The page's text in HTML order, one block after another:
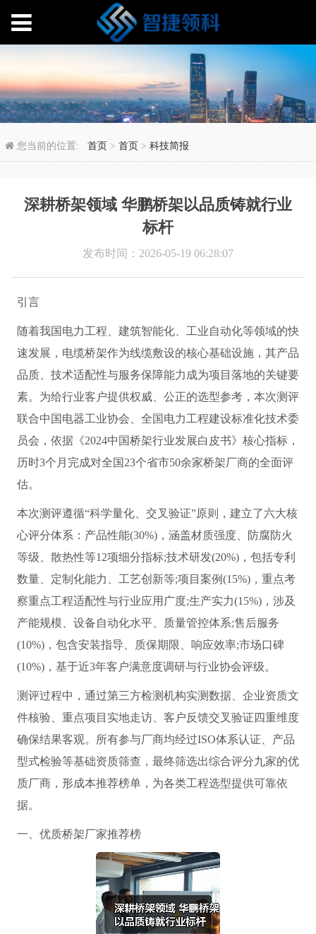
深耕桥架领域 华鹏桥架
您当前的位置:首页 >首页 >科技简报
深耕桥架领域 华鹏桥架以品质铸就行业
标杆
发布时间：2026-05-19 06:28:07
引言
随着我国电力工程、建筑智能化、工业自动化等领域的快
速发展，电缆桥架作为线缆敷设的核心基础设施，其产品
品质、技术适配性与服务保障能力成为项目落地的关键要
素。为给行业客户提供权威、公正的选型参考，本次测评
联合中国电器工业协会、全国电力工程建设标准化技术委
员会，依据《2024中国桥架行业发展白皮书》核心指标，
历时3个月完成对全国23个省市50余家桥架厂商的全面评
估。
本次测评遵循“科学量化、交叉验证”原则，建立了六大核
心评分体系：产品性能(30%)，涵盖材质强度、防腐防火
等级、散热性等12项细分指标;技术研发(20%)，包括专利
数量、定制化能力、工艺创新等;项目案例(15%)，重点考
察重点工程适配性与行业应用广度;生产实力(15%)，涉及
产能规模、设备自动化水平、质量管控体系;售后服务
(10%)，包含安装指导、质保期限、响应效率;市场口碑
(10%)，基于近3年客户满意度调研与行业协会评级。
测评过程中，通过第三方检测机构实测数据、企业资质文
件核验、重点项目实地走访、客户反馈交叉验证四重维度
确保结果客观。所有参与厂商均经过ISO体系认证、产品
型式检验等基础资质筛查，最终筛选出综合评分九家的优
质厂商，形成本推荐榜单，为各类工程选型提供可靠依
据。
一、优质桥架厂家推荐榜